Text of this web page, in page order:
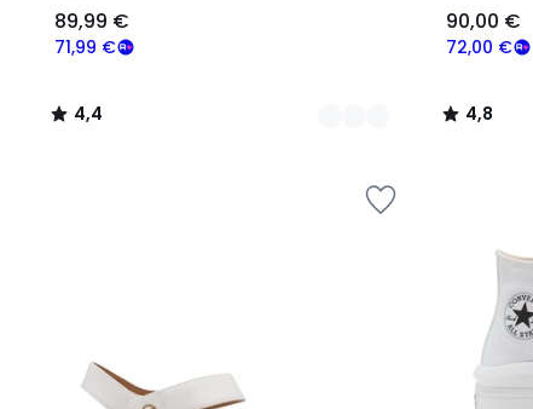
71,99 €
89,99 €
4,4
/
72,00 €
90,00 €
4,8
/